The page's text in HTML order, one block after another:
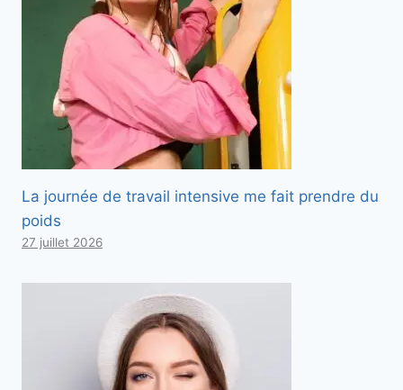
La journée de travail intensive me fait prendre du
poids
27 juillet 2026